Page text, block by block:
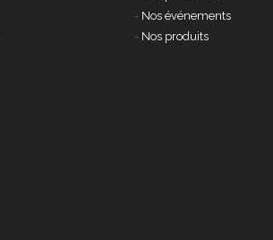
Nos événements
Nos produits